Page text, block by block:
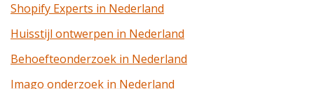
Shopify Experts in Nederland
Huisstijl ontwerpen in Nederland
Behoefteonderzoek in Nederland
Imago onderzoek in Nederland